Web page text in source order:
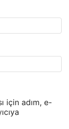
için adım, e-